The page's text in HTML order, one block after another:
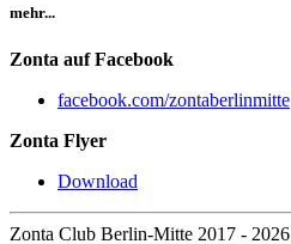
mehr...
Zonta auf Facebook
facebook.com/zontaberlinmitte
Zonta Flyer
Download
Zonta Club Berlin-Mitte 2017 - 2026